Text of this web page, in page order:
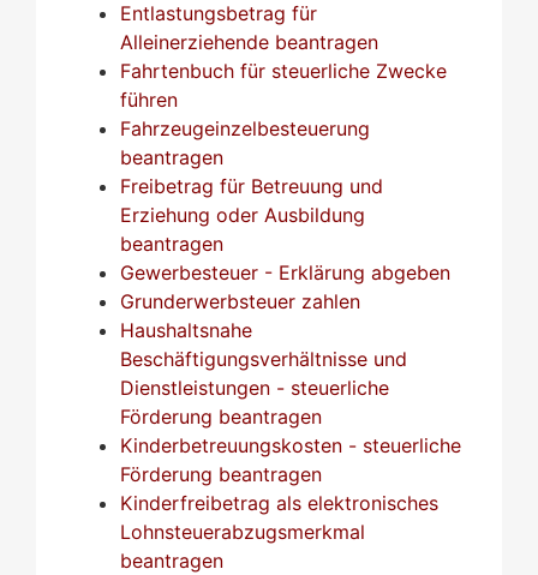
Entlastungsbetrag für
Alleinerziehende beantragen
Fahrtenbuch für steuerliche Zwecke
führen
Fahrzeugeinzelbesteuerung
beantragen
Freibetrag für Betreuung und
Erziehung oder Ausbildung
beantragen
Gewerbesteuer - Erklärung abgeben
Grunderwerbsteuer zahlen
Haushaltsnahe
Beschäftigungsverhältnisse und
Dienstleistungen - steuerliche
Förderung beantragen
Kinderbetreuungskosten - steuerliche
Förderung beantragen
Kinderfreibetrag als elektronisches
Lohnsteuerabzugsmerkmal
beantragen